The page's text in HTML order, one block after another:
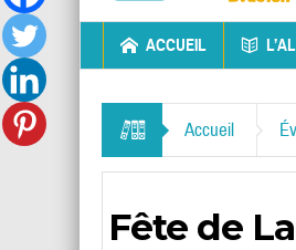
ACCUEIL
Accueil
Fête de